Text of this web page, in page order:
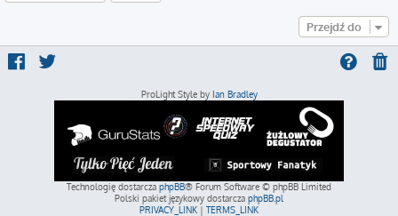
Przejdź do
ProLight Style by Ian Bradley
Technologię dostarcza phpBB® Forum Software © phpBB Limited
Polski pakiet językowy dostarcza phpBB.pl
PRIVACY_LINK | TERMS_LINK